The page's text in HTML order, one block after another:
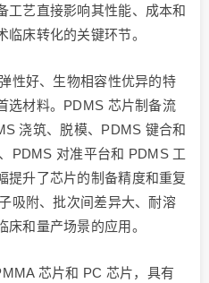
工艺直接影响其性能、成本和
床转化的关键环节。
性好、生物相容性优异的特
选材料。PDMS 芯片制备流
浇筑、脱模、PDMS 键合和
PDMS 对准平台和 PDMS 工
提升了芯片的制备精度和重复
吸附、批次间差异大、耐溶
和量产场景的应用。
芯片和 PC 芯片，具有